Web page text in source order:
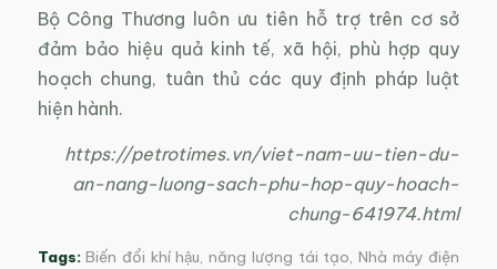
Bộ Công Thương luôn ưu tiên hỗ trợ trên cơ sở
đảm bảo hiệu quả kinh tế, xã hội, phù hợp quy
hoạch chung, tuân thủ các quy định pháp luật
hiện hành.
https://petrotimes.vn/viet-nam-uu-tien-du-
an-nang-luong-sach-phu-hop-quy-hoach-
chung-641974.html
Tags: Biến đổi khí hậu,năng lượng tái tạo,Nhà máy điện